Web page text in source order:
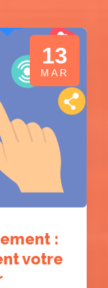
13
MAR
:
votre